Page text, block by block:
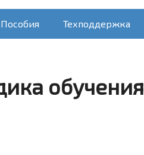
Пособия Техподдержка
обучения